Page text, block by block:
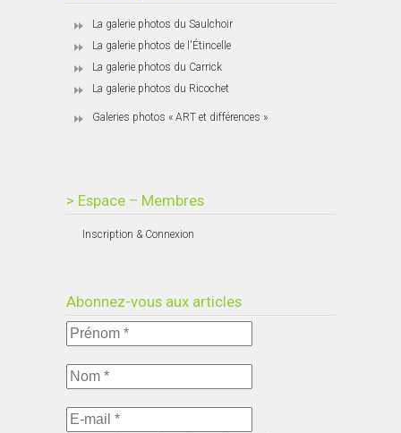
La galerie photos du Saulchoir
La galerie photos de l'Étincelle
La galerie photos du Carrick
La galerie photos du Ricochet
Galeries photos « ART et différences »
> Espace – Membres
Inscription & Connexion
Abonnez-vous aux articles